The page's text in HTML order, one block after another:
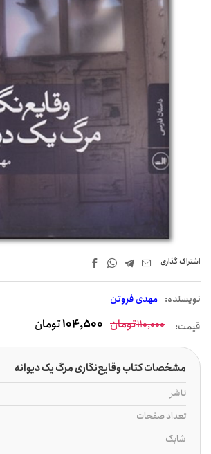
اشتراک‌ گذاری
نويسنده: مهدی فروتن
قیمت: 110,000تومان 104,500تومان
مشخصات کتاب وقایع‌نگاری مرگ یک دیوانه
ناشر
تعداد صفحات
شابک